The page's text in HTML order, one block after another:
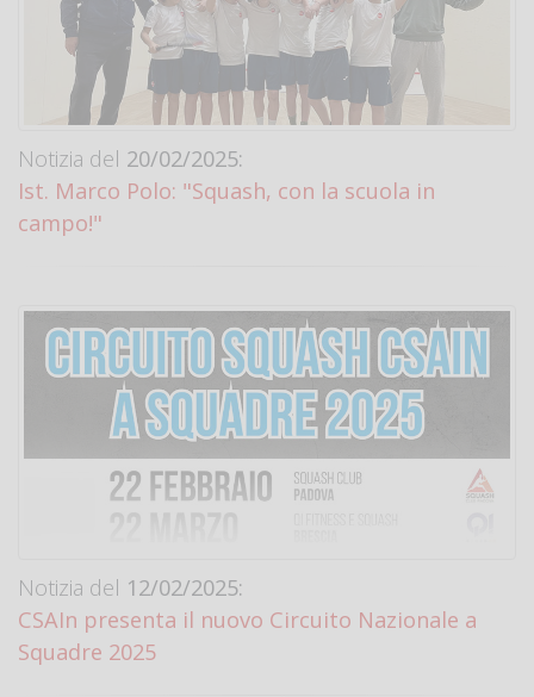
Notizia del 20/02/2025:
Ist. Marco Polo: "Squash, con la scuola in
campo!"
Notizia del 12/02/2025:
CSAIn presenta il nuovo Circuito Nazionale a
Squadre 2025